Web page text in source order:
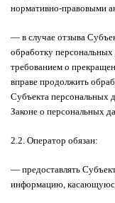
нормативно-правовыми
— в случае отзыва
обработку
требованием о
вправе продолжить
Субъекта персональных
Законе о персональных
2.2. Оператор обязан:
— предоставлять
информацию,